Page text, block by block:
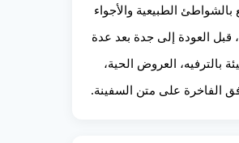
بالشواطئ الطبيعية والأجواء
قبل العودة إلى جدة بعد عدة
بالترفيه، العروض الحية،
الفاخرة على متن السفينة.